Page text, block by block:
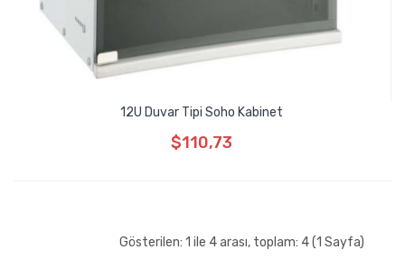
12U Duvar Tipi Soho Kabinet
$110,73
Gösterilen: 1 ile 4 arası, toplam: 4 (1 Sayfa)